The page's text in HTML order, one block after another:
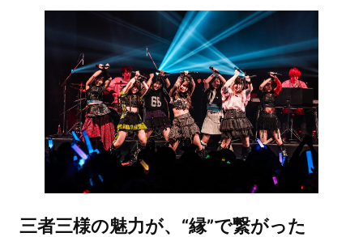
三者三様の魅力が、“縁”で繋がった